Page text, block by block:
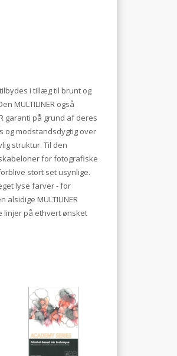
i tillæg til brunt og
MULTILINER også
garanti på grund af deres
og modstandsdygtig over
struktur. Til den
for fotografiske
stort set usynlige.
lyse farver - for
MULTILINER
linjer på ethvert ønsket